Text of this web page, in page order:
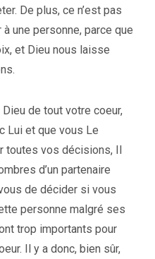
De plus, ce n’est pas
une personne, parce que
et Dieu nous laisse
de tout votre coeur,
Lui et que vous Le
toutes vos décisions, Il
d’un partenaire
de décider si vous
personne malgré ses
trop importants pour
Il y a donc, bien sûr,